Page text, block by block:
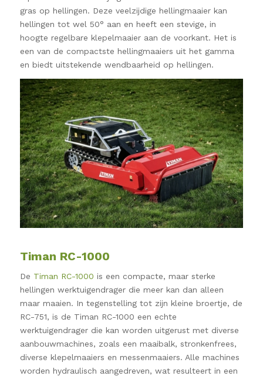
gras op hellingen. Deze veelzijdige hellingmaaier kan
hellingen tot wel 50° aan en heeft een stevige, in
hoogte regelbare klepelmaaier aan de voorkant. Het is
een van de compactste hellingmaaiers uit het gamma
en biedt uitstekende wendbaarheid op hellingen.
Timan RC-1000
De Timan RC-1000 is een compacte, maar sterke
hellingen werktuigendrager die meer kan dan alleen
maar maaien. In tegenstelling tot zijn kleine broertje, de
RC-751, is de Timan RC-1000 een echte
werktuigendrager die kan worden uitgerust met diverse
aanbouwmachines, zoals een maaibalk, stronkenfrees,
diverse klepelmaaiers en messenmaaiers. Alle machines
worden hydraulisch aangedreven, wat resulteert in een